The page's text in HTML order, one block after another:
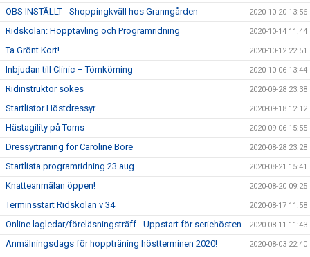
OBS INSTÄLLT - Shoppingkväll hos Granngården 2020-10-20 13:56
Ridskolan: Hopptävling och Programridning 2020-10-14 11:44
Ta Grönt Kort! 2020-10-12 22:51
Inbjudan till Clinic – Tömkörning 2020-10-06 13:44
Ridinstruktör sökes 2020-09-28 23:38
Startlistor Höstdressyr 2020-09-18 12:12
Hästagility på Torns 2020-09-06 15:55
Dressyrträning för Caroline Bore 2020-08-28 23:28
Startlista programridning 23 aug 2020-08-21 15:41
Knatteanmälan öppen! 2020-08-20 09:25
Terminsstart Ridskolan v 34 2020-08-17 11:58
Online lagledar/föreläsningsträff - Uppstart för seriehösten 2020-08-11 11:43
Anmälningsdags för hoppträning höstterminen 2020! 2020-08-03 22:40